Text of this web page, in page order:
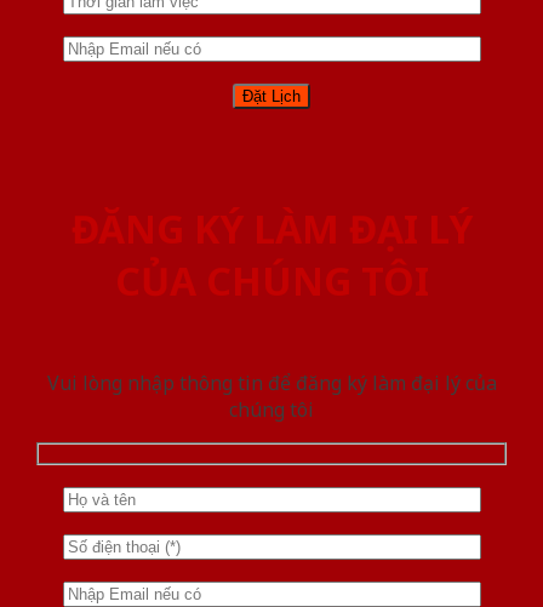
ĐĂNG KÝ LÀM ĐẠI LÝ
CỦA CHÚNG TÔI
Vui lòng nhập thông tin để đăng ký làm đại lý của
chúng tôi